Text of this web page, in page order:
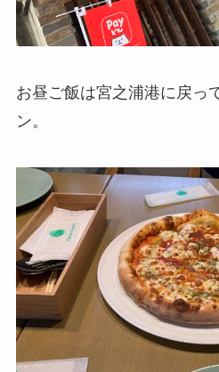
お昼ご飯は宮之浦港に戻っ
ン。